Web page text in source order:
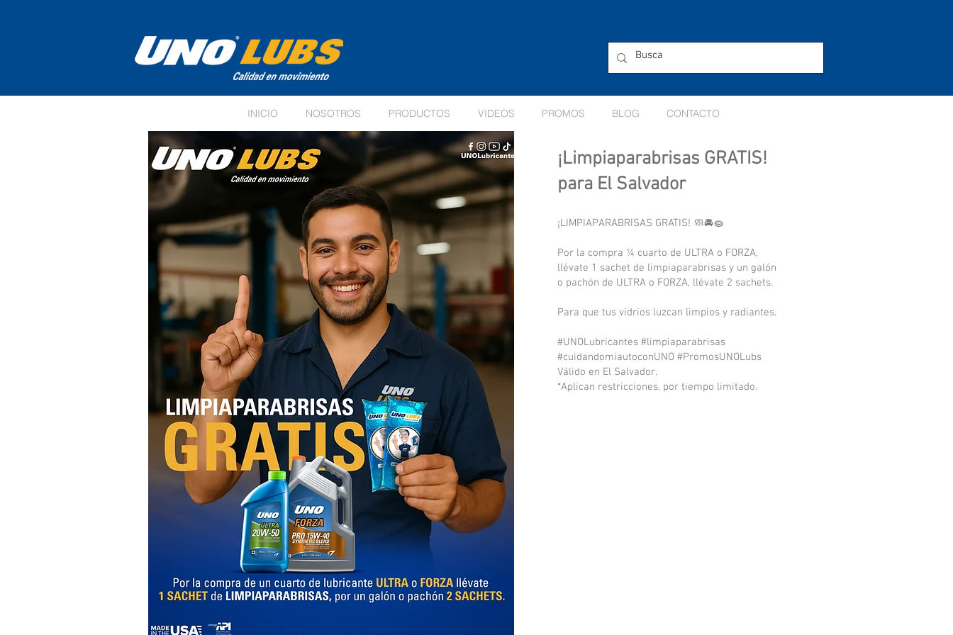
INICIO NOSOTROS PRODUCTOS VIDEOS PROMOS BLOG CONTACTO
¡Limpiaparabrisas GRATIS!
para El Salvador
¡LIMPIAPARABRISAS GRATIS! 🧼🚘🧽
Por la compra ¼ cuarto de ULTRA o FORZA,
llévate 1 sachet de limpiaparabrisas y un galón
o pachón de ULTRA o FORZA, llévate 2 sachets.
Para que tus vidrios luzcan limpios y radiantes.
#UNOLubricantes #limpiaparabrisas
#cuidandomiautoconUNO #PromosUNOLubs
Válido en El Salvador.
*Aplican restricciones, por tiempo limitado.